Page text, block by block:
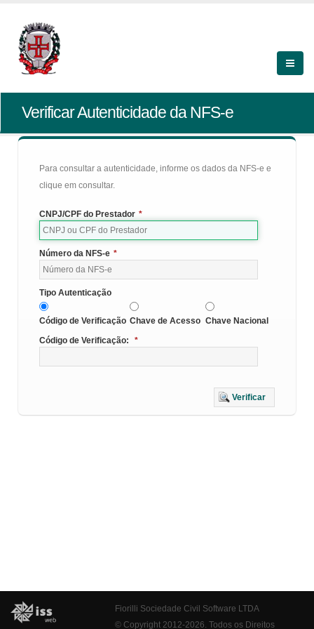
Verificar Autenticidade da NFS-e
Para consultar a autenticidade, informe os dados da NFS-e e
clique em consultar.
CNPJ/CPF do Prestador *
Número da NFS-e *
Tipo Autenticação
Código de Verificação Chave de Acesso Chave Nacional
Código de Verificação:
*
Verificar
Fiorilli Sociedade Civil Software LTDA
© Copyright 2012-2026. Todos os Direitos